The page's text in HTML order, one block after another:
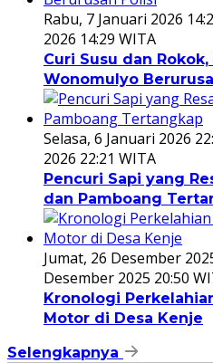
Rabu, 7 Januari 2026
2026 14:29 WITA
Curi Susu dan
Wonomulyo
Selasa, 6 Januari 2026
2026 22:21 WITA
Pencuri Sapi yang
dan Pamboang
Jumat, 26 Desember
Desember 2025 20:50
Kronologi
Motor di Desa Kenje
Selengkapnya